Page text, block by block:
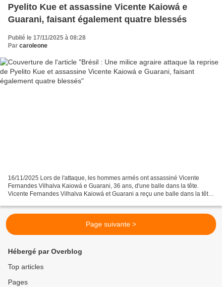
Pyelito Kue et assassine Vicente Kaiowá e
Guarani, faisant également quatre blessés
Publié le 17/11/2025 à 08:28
Par caroleone
16/11/2025 Lors de l'attaque, les hommes armés ont assassiné Vicente
Fernandes Vilhalva Kaiowá e Guarani, 36 ans, d'une balle dans la tête.
Vicente Fernandes Vilhalva Kaiowá et Guarani a reçu une balle dans la tête
Page suivante >
Hébergé par Overblog
Top articles
Pages